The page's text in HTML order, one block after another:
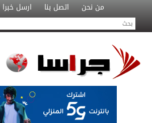
من نحن اتصل بنا ارسل خبرا